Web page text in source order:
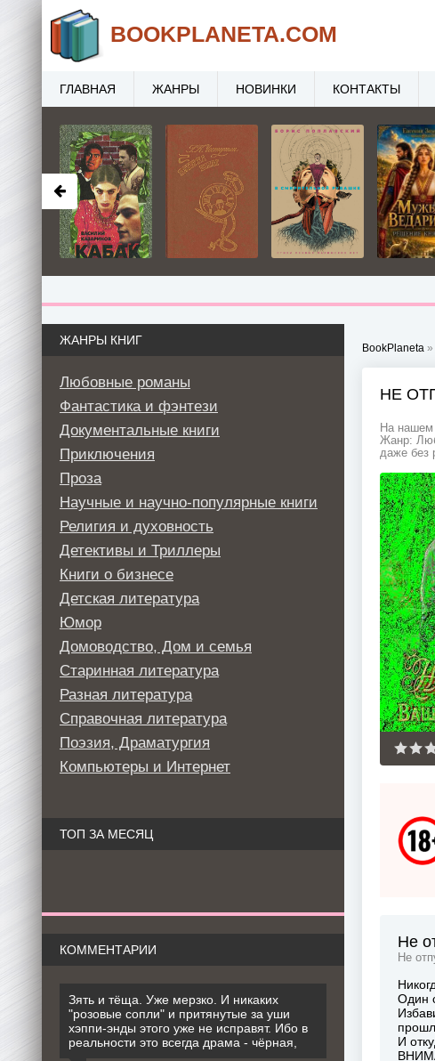
BookPlaneta »
НЕ
На нашем
Жанр:
даже без
Не
Не
Один
И
ЖАНРЫ КНИГ
Любовные романы
Фантастика и фэнтези
Документальные книги
Приключения
Проза
Научные и научно-популярные книги
Религия и духовность
Детективы и Триллеры
Книги о бизнесе
Детская литература
Юмор
Домоводство, Дом и семья
Старинная литература
Разная литература
Справочная литература
Поэзия, Драматургия
Компьютеры и Интернет
ТОП ЗА МЕСЯЦ
КОММЕНТАРИИ
Зять и тёща. Уже мерзко. И никаких
"розовые сопли" и притянутые за уши
хэппи-энды этого уже не исправят. Ибо в
реальности это всегда драма - чёрная,
BOOKPLANETA.COM
ГЛАВНАЯ ЖАНРЫ НОВИНКИ КОНТАКТЫ